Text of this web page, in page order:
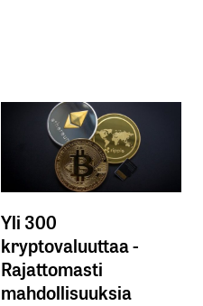
Yli 300
kryptovaluuttaa -
Rajattomasti
mahdollisuuksia